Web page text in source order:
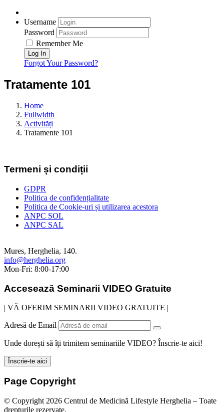
Username
Password
Remember Me
Forgot Your Password?
Tratamente 101
Home
Fullwidth
Activități
Tratamente 101
Termeni și condiții
GDPR
Politica de confidențialitate
Politica de Cookie-uri și utilizarea acestora
ANPC SOL
ANPC SAL
Mures, Herghelia, 140.
info@herghelia.org
Mon-Fri: 8:00-17:00
Accesează Seminarii VIDEO Gratuite
| VĂ OFERIM SEMINARII VIDEO GRATUITE |
Adresă de Email
Unde dorești să îți trimitem seminariile VIDEO? Înscrie-te aici!
Page Copyright
© Copyright 2026 Centrul de Medicină Lifestyle Herghelia – Toate
drepturile rezervate.